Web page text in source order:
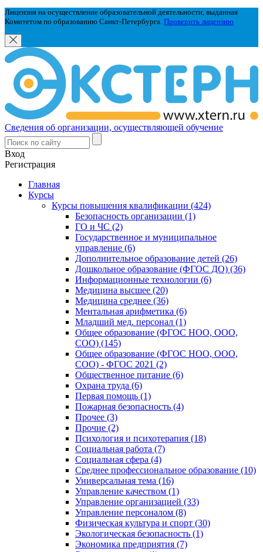
Лицензия на осуществление образовательной деятельности, выданная
Комитетом по образованию Санкт-Петербурга. Проверить лицензию
Сведения об организации, осуществляющей обучение
Вход
Регистрация
Главная
Курсы
Курсы повышения квалификации (424)
Безопасность организации (1)
ГО и ЧС (2)
Государственное и муниципальное
управление (6)
Дополнительное образование детей (26)
Дошкольное образование (ФГОС ДО) (36)
Информационные технологии (6)
Медицина высшее (20)
Медицина среднее (36)
Ментальная арифметика (6)
Младший мед. персонал (1)
Общее образование (ФГОС НОО, ООО,
СОО) (145)
Общее образование (ФГОС НОО, ООО,
СОО) - ФГОС 2021 (2)
Общественное питание (6)
Охрана труда (6)
Первая помощь (1)
Пожарная безопасность (4)
Прочее (3)
Прочие (2)
Психология и психотерапия (18)
Социальная работа (7)
Социальная сфера (4)
Среднее профессиональное образование (10)
Универсальная тема (16)
Управление качеством (1)
Управление организацией (33)
Управление персоналом (8)
Физическая культура и спорт (30)
Экологическая безопасность (1)
Экономика предприятия (7)